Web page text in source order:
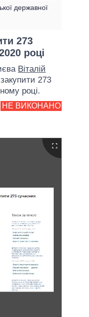
державної
273
році
Віталій
273
році.
НЕ ВИКОНАНО